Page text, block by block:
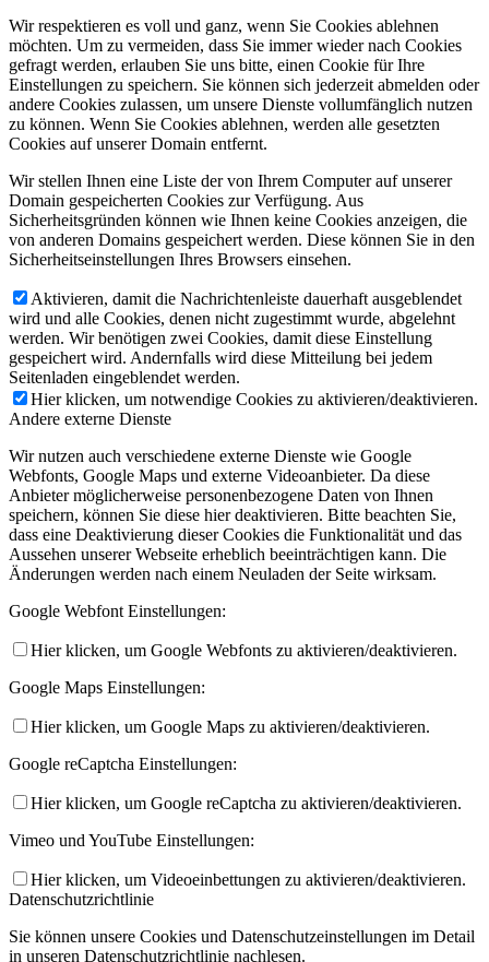
Wir respektieren es voll und ganz, wenn Sie Cookies ablehnen
möchten. Um zu vermeiden, dass Sie immer wieder nach Cookies
gefragt werden, erlauben Sie uns bitte, einen Cookie für Ihre
Einstellungen zu speichern. Sie können sich jederzeit abmelden oder
andere Cookies zulassen, um unsere Dienste vollumfänglich nutzen
zu können. Wenn Sie Cookies ablehnen, werden alle gesetzten
Cookies auf unserer Domain entfernt.
Wir stellen Ihnen eine Liste der von Ihrem Computer auf unserer
Domain gespeicherten Cookies zur Verfügung. Aus
Sicherheitsgründen können wie Ihnen keine Cookies anzeigen, die
von anderen Domains gespeichert werden. Diese können Sie in den
Sicherheitseinstellungen Ihres Browsers einsehen.
Aktivieren, damit die Nachrichtenleiste dauerhaft ausgeblendet
wird und alle Cookies, denen nicht zugestimmt wurde, abgelehnt
werden. Wir benötigen zwei Cookies, damit diese Einstellung
gespeichert wird. Andernfalls wird diese Mitteilung bei jedem
Seitenladen eingeblendet werden.
Hier klicken, um notwendige Cookies zu aktivieren/deaktivieren.
Andere externe Dienste
Wir nutzen auch verschiedene externe Dienste wie Google
Webfonts, Google Maps und externe Videoanbieter. Da diese
Anbieter möglicherweise personenbezogene Daten von Ihnen
speichern, können Sie diese hier deaktivieren. Bitte beachten Sie,
dass eine Deaktivierung dieser Cookies die Funktionalität und das
Aussehen unserer Webseite erheblich beeinträchtigen kann. Die
Änderungen werden nach einem Neuladen der Seite wirksam.
Google Webfont Einstellungen:
Hier klicken, um Google Webfonts zu aktivieren/deaktivieren.
Google Maps Einstellungen:
Hier klicken, um Google Maps zu aktivieren/deaktivieren.
Google reCaptcha Einstellungen:
Hier klicken, um Google reCaptcha zu aktivieren/deaktivieren.
Vimeo und YouTube Einstellungen:
Hier klicken, um Videoeinbettungen zu aktivieren/deaktivieren.
Datenschutzrichtlinie
Sie können unsere Cookies und Datenschutzeinstellungen im Detail
in unseren Datenschutzrichtlinie nachlesen.